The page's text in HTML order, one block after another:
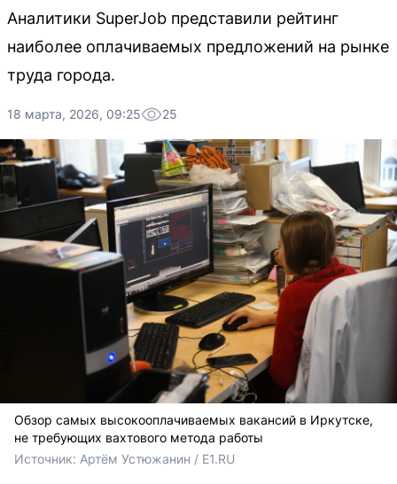
Аналитики SuperJob представили рейтинг
наиболее оплачиваемых предложений на рынке
труда города.
18 марта, 2026, 09:25 25
Обзор самых высокооплачиваемых вакансий в Иркутске,
не требующих вахтового метода работы
Источник: Артём Устюжанин / E1.RU